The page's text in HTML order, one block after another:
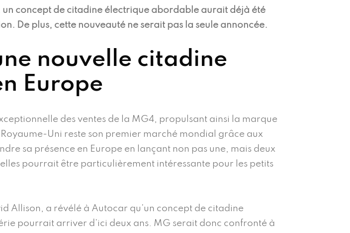
concept de citadine électrique abordable aurait déjà été
De plus, cette nouveauté ne serait pas la seule annoncée.
nouvelle citadine
Europe
des ventes de la MG4, propulsant ainsi la marque
Uni reste son premier marché mondial grâce aux
sa présence en Europe en lançant non pas une, mais deux
pourrait être particulièrement intéressante pour les petits
Allison, a révélé à Autocar qu’un concept de citadine
pourrait arriver d’ici deux ans. MG serait donc confronté à